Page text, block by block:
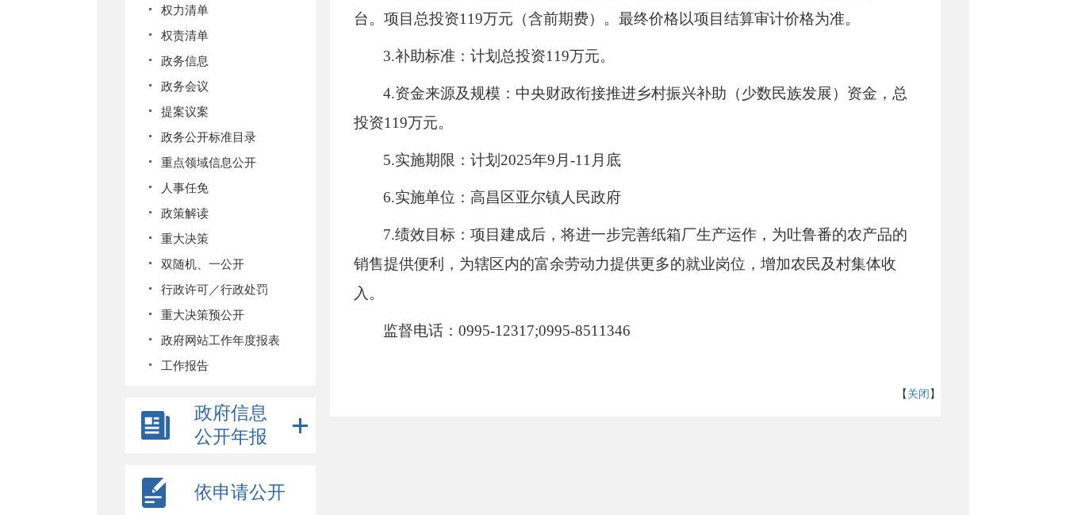
权力清单
权责清单
政务信息
政务会议
提案议案
政务公开标准目录
重点领域信息公开
人事任免
政策解读
重大决策
双随机、一公开
行政许可／行政处罚
重大决策预公开
政府网站工作年度报表
工作报告
政府信息
公开年报
依申请公开
台。项目总投资119万元（含前期费）。最终价格以项目结算审计价格为准。
3.补助标准：计划 总投资119万元。
4.资金来源及规模：中央财政衔接推进乡村振兴补助（少数民族发展）资金 ， 总
投资119万元。
5.实施期限：计划2025年9 月-11 月底
6.实施单位：高昌区亚尔镇人民政府
7.绩效目标：项目建成后，将进一步完善纸箱厂生产运作，为吐鲁番的农产品的
销售提供便利， 为辖区内的富余劳动力提供更多的就业岗位，增加农民及村集体收
入。
监督电话：0995-12317;0995-8511346
【关闭】